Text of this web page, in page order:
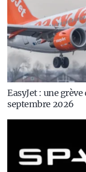
EasyJet : une
septembre 2026